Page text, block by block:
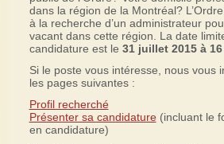
dans la région de la Montréal?
à la recherche d’un administrateur
vacant dans cette région. La date
candidature est le 31 juillet 2015 à
Si le poste vous intéresse, nous vous
les pages suivantes :
Profil recherché
Présenter sa candidature(incluant le
en candidature)